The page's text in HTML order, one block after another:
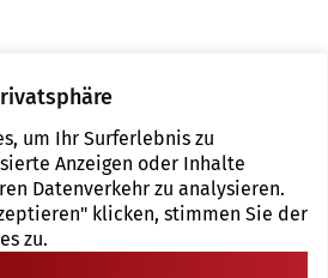
um Ihr Surferlebnis zu
Anzeigen oder Inhalte
Datenverkehr zu analysieren.
klicken, stimmen Sie der
zu.